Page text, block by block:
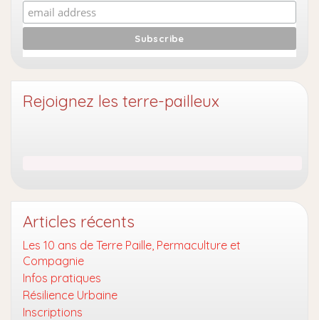
Rejoignez les terre-pailleux
Articles récents
Les 10 ans de Terre Paille, Permaculture et
Compagnie
Infos pratiques
Résilience Urbaine
Inscriptions